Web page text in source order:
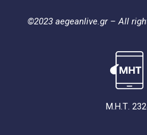
©2023 aegeanlive.gr – All
Μ.Η.Τ.